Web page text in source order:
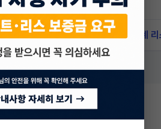
신차 문의하기 승계
4.4 컴페티션